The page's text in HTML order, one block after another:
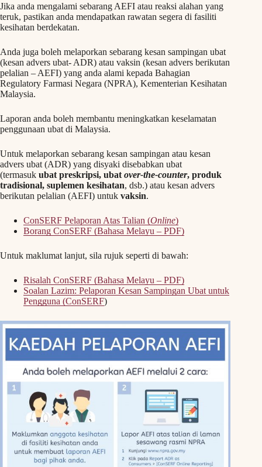
Jika anda mengalami sebarang AEFI atau reaksi alahan yang
teruk, pastikan anda mendapatkan rawatan segera di fasiliti
kesihatan berdekatan.
Anda juga boleh melaporkan sebarang kesan sampingan ubat
(kesan advers ubat- ADR) atau vaksin (kesan advers berikutan
pelalian – AEFI) yang anda alami kepada Bahagian
Regulatory Farmasi Negara (NPRA), Kementerian Kesihatan
Malaysia.
Laporan anda boleh membantu meningkatkan keselamatan
penggunaan ubat di Malaysia.
Untuk melaporkan sebarang kesan sampingan atau kesan
advers ubat (ADR) yang disyaki disebabkan ubat
(termasuk ubat preskripsi, ubat over-the-counter, produk
tradisional, suplemen kesihatan, dsb.) atau kesan advers
berikutan pelalian (AEFI) untuk vaksin.
ConSERF Pelaporan Atas Talian (Online)
Borang ConSERF (Bahasa Melayu – PDF)
Untuk maklumat lanjut, sila rujuk seperti di bawah:
Risalah ConSERF (Bahasa Melayu – PDF)
Soalan Lazim: Pelaporan Kesan Sampingan Ubat untuk
Pengguna (ConSERF)